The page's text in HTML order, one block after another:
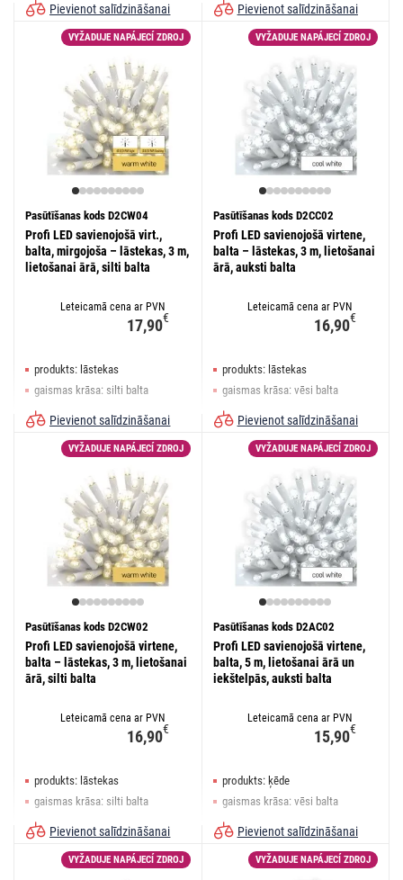
Pievienot salīdzināšanai Pievienot salīdzināšanai
VYŽADUJE NAPÁJECÍ ZDROJ
Pasūtīšanas kods D2CW04
Profi LED savienojošā virt.,
balta, mirgojoša – lāstekas, 3 m,
lietošanai ārā, silti balta
Leteicamā cena ar PVN
17,90€
produkts: lāstekas
gaismas krāsa: silti balta
izmēri: 3 × 0,4 m
Pievienot salīdzināšanai
VYŽADUJE NAPÁJECÍ ZDROJ
Pasūtīšanas kods D2CC02
Profi LED savienojošā virtene,
balta – lāstekas, 3 m, lietošanai
ārā, auksti balta
Leteicamā cena ar PVN
16,90€
produkts: lāstekas
gaismas krāsa: vēsi balta
izmēri: 3 × 0,4 m
Pievienot salīdzināšanai
VYŽADUJE NAPÁJECÍ ZDROJ
Pasūtīšanas kods D2CW02
Profi LED savienojošā virtene,
balta – lāstekas, 3 m, lietošanai
ārā, silti balta
Leteicamā cena ar PVN
16,90€
produkts: lāstekas
gaismas krāsa: silti balta
izmēri: 3 × 0,4 m
Pievienot salīdzināšanai
VYŽADUJE NAPÁJECÍ ZDROJ
Pasūtīšanas kods D2AC02
Profi LED savienojošā virtene,
balta, 5 m, lietošanai ārā un
iekštelpās, auksti balta
Leteicamā cena ar PVN
15,90€
produkts: ķēde
gaismas krāsa: vēsi balta
izmēri: 5 m
Pievienot salīdzināšanai
VYŽADUJE NAPÁJECÍ ZDROJ VYŽADUJE NAPÁJECÍ ZDROJ